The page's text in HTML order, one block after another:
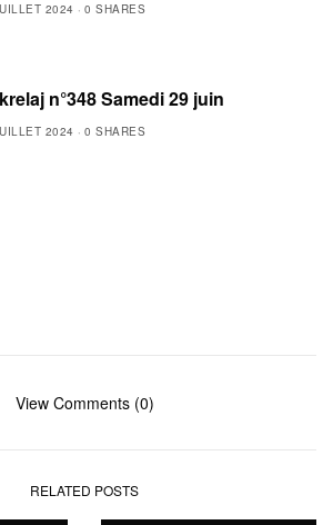
2024 0 SHARES
n°348 Samedi 29 juin
2024 0 SHARES
View Comments (0)
RELATED POSTS